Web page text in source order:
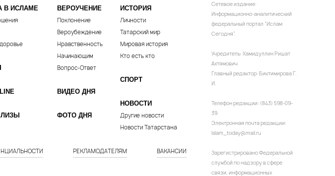
В ИСЛАМЕ
ВЕРОУЧЕНИЕ
Поклонение
Вероубеждение
Нравственность
Начинающим
Вопрос-Ответ
ВИДЕО ДНЯ
ФОТО ДНЯ
ИСТОРИЯ
Личности
Татарский мир
Мировая история
Кто есть кто
СПОРТ
НОВОСТИ
Другие новости
Новости Татарстана
РЕКЛАМОДАТЕЛЯМ ВАКАНСИИ
Сетевое издание:
Информационно-аналитический
федеральный портал “Ислам
Сегодня”.
Учредитель: Хамидуллин Ришат
Ахтямович
Главный редактор: Биктимирова Г.
И.
Телефон редакции: (843) 598-09-
39
Электронная почта редакции:
Islam_today@mail.ru
Зарегистрировано Федеральной
службой по надзору в сфере
связи, информационных